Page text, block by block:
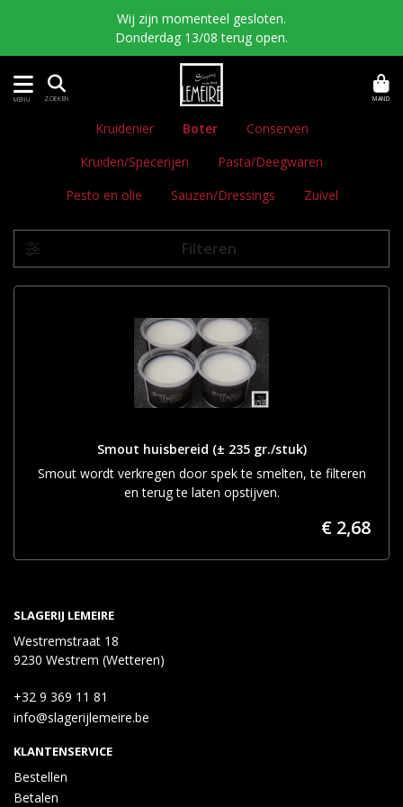
Wij zijn momenteel gesloten.
Donderdag 13/08 terug open.
MENU ZOEKEN MAND
Kruidenier Boter
Conserven
Kruiden/Specerijen
Pasta/Deegwaren
Pesto en olie
Sauzen/Dressings Zuivel
Filteren
Smout huisbereid (± 235 gr./stuk)
Smout wordt verkregen door spek te smelten, te filteren
en terug te laten opstijven.
€ 2,68
SLAGERIJ LEMEIRE
Westremstraat 18
9230 Westrem (Wetteren)
+32 9 369 11 81
info@slagerijlemeire.be
KLANTENSERVICE
Bestellen
Betalen